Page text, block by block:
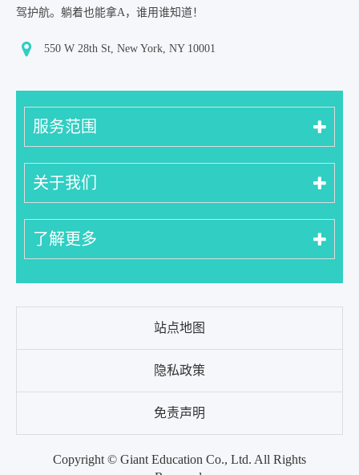
驾护航。躺着也能拿A，谁用谁知道！
550 W 28th St, New York, NY 10001
服务范围
关于我们
了解更多
站点地图
隐私政策
免责声明
Copyright © Giant Education Co., Ltd. All Rights